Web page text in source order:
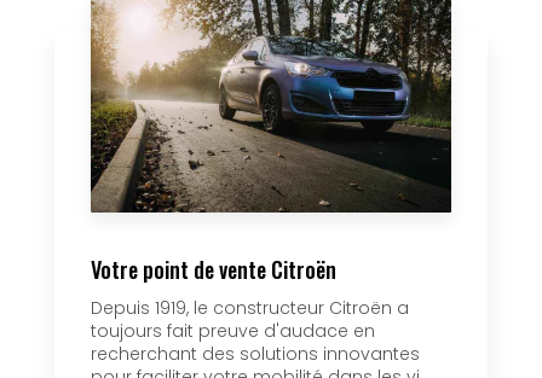
Votre point de vente Citroën
Depuis 1919, le constructeur Citroën a
toujours fait preuve d'audace en
recherchant des solutions innovantes